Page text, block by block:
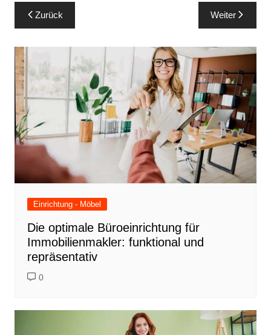
Beitragsnavigation
Zurück Weiter
Einrichtung - Möbel
Die optimale Büroeinrichtung für
Immobilienmakler: funktional und
repräsentativ
0